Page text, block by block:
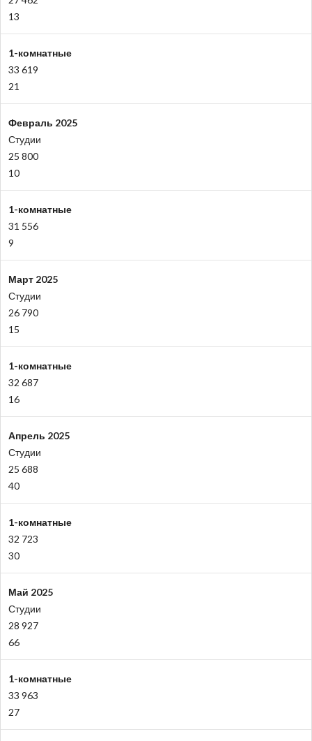
13
1-комнатные
33 619
21
Февраль 2025
Студии
25 800
10
1-комнатные
31 556
9
Март 2025
Студии
26 790
15
1-комнатные
32 687
16
Апрель 2025
Студии
25 688
40
1-комнатные
32 723
30
Май 2025
Студии
28 927
66
1-комнатные
33 963
27